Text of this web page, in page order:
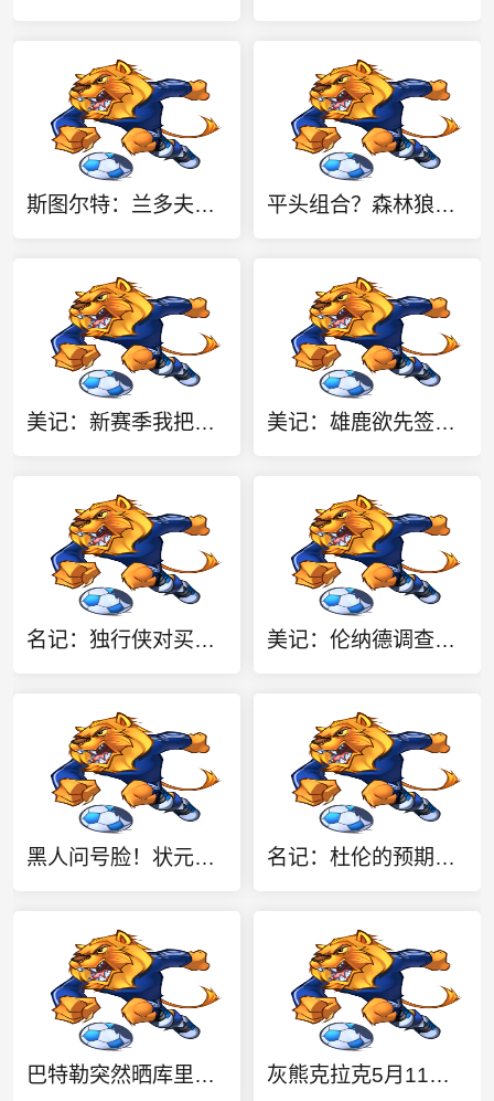
斯图尔特：兰多夫和托尼·阿伦缔造了灰熊的铁血球风 平头组合？森林狼晒华子&三球合练照片 两人平头形象引人注意
美记：新赛季我把热火排东部第11 字母哥与阿德巴约极不兼容 美记：雄鹿欲先签后换得到沃特森 但拒出首轮签 可能送出哈克斯
名记：独行侠对买断克莱无兴趣 而是计划交易他 加福德需1首轮 美记：伦纳德调查最可能结果是三方和解 联盟罚款 小卡能去猛龙
黑人问号脸！状元迪班萨与小球迷合影被问：你会申请交易吗？ 名记：杜伦的预期年薪为5700万美元 活塞只愿提供3000-3500万美元
巴特勒突然晒库里抽象图 库里没绷住：你啥毛病这是😂 灰熊克拉克5月11日因吸食毒品过量致死 15日还有官司&最终取消